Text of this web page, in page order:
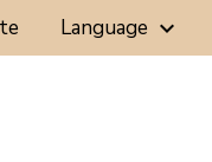
Language keyboard_arrow_down